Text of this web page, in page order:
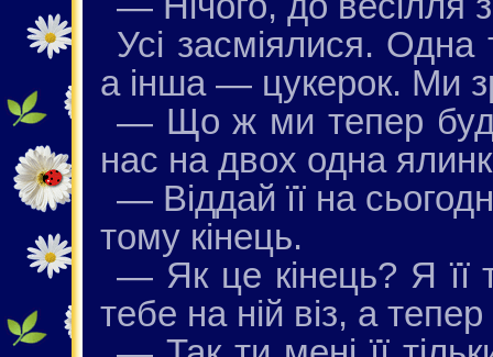
Усі засміялися. Одна
а інша — цукерок. Ми
— Що ж ми тепер
нас на двох одна
— Віддай її на
тому кінець.
— Як це кінець? Я її
тебе на ній віз, а